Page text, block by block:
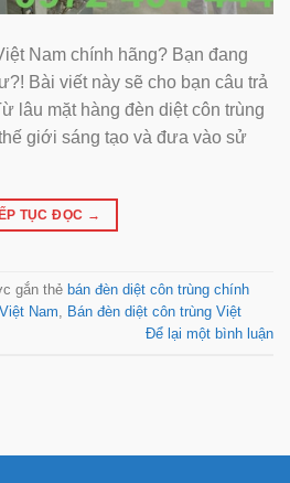
Nam chính hãng? Bạn đang
Bài viết này sẽ cho bạn câu trả
lâu mặt hàng đèn diệt côn trùng
giới sáng tạo và đưa vào sử
TỤC ĐỌC →
gắn thẻ bán đèn diệt côn trùng chính
Nam, Bán đèn diệt côn trùng Việt
Để lại một bình luận